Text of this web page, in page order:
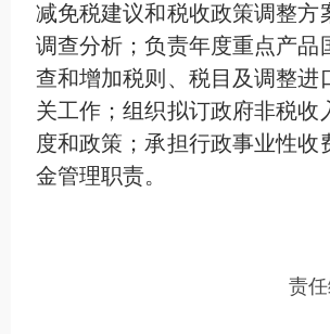
减免税建议和税收政策调整方
调查分析；负责年度重点产品
查和增加税则、税目及调整进
关工作；组织拟订政府非税收
度和政策；承担行政事业性收
金管理职责。
责任